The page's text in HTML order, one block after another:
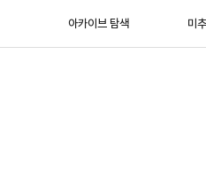
아카이브 탐색 미